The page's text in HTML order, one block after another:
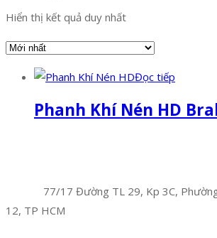
Hiển thị kết quả duy nhất
Đọc tiếp
Phanh Khí Nén HD
77/17 Đường TL 29, Kp 3C,
12, TP HCM